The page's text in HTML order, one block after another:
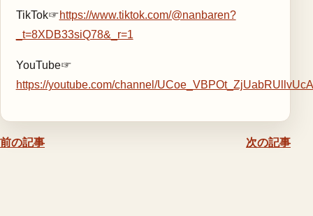
TikTok☞https://www.tiktok.com/@nanbaren?
_t=8XDB33siQ78&_r=1
YouTube☞
https://youtube.com/channel/UCoe_VBPOt_ZjUabRUllvUcA
前の記事 次の記事